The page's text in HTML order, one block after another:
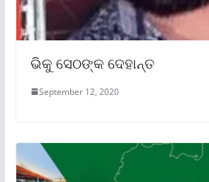
ଭିକୁ ସେଠଙ୍କ ଦେହାନ୍ତ
September 12, 2020